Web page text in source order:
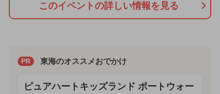
このイベントの詳しい情報を見る
PR 東海のオススメおでかけ
ピュアハートキッズランド ポートウォー